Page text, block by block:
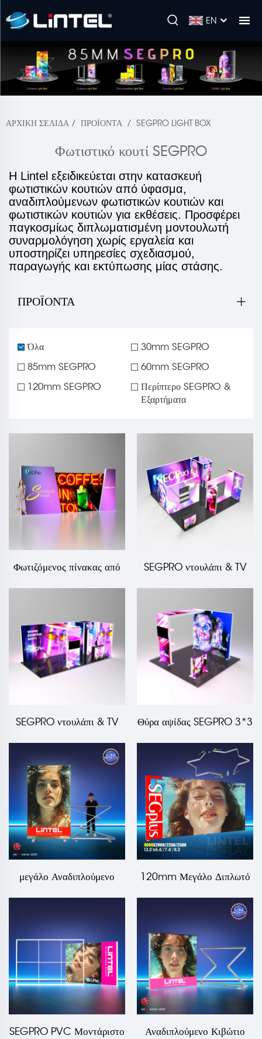
EN
ΑΡΧΙΚΉ ΣΕΛΊΔΑ / ΠΡΟΪΌΝΤΑ / SEGPRO LIGHT BOX
Φωτιστικό κουτί SEGPRO
Η Lintel εξειδικεύεται στην κατασκευή
φωτιστικών κουτιών από ύφασμα,
αναδιπλούμενων φωτιστικών κουτιών και
φωτιστικών κουτιών για εκθέσεις. Προσφέρει
παγκοσμίως διπλωματισμένη μοντουλωτή
συναρμολόγηση χωρίς εργαλεία και
υποστηρίζει υπηρεσίες σχεδιασμού,
παραγωγής και εκτύπωσης μίας στάσης.
ΠΡΟΪΌΝΤΑ
Όλα
30mm SEGPRO
85mm SEGPRO
60mm SEGPRO
120mm SEGPRO
Περίπτερο SEGPRO &
Εξαρτήματα
Φωτιζόμενος πίνακας από
ύφασμα με ακανόνιστο
SEGPRO ντουλάπι & TV
6*6 κιόσκι
SEGPRO ντουλάπι & TV
3*6 κιόσκι
Θύρα αψίδας SEGPRO 3*3
κιόσκι
μεγάλο Αναδιπλούμενο
Φωτισμένο Κουτί Επίδειξης
120mm Μεγάλο Διπλωτό
POP UP SEG Φωτιζόμενο
SEGPRO PVC Μοντάριστο
Αναδιπλούμενο Κιβώτιο